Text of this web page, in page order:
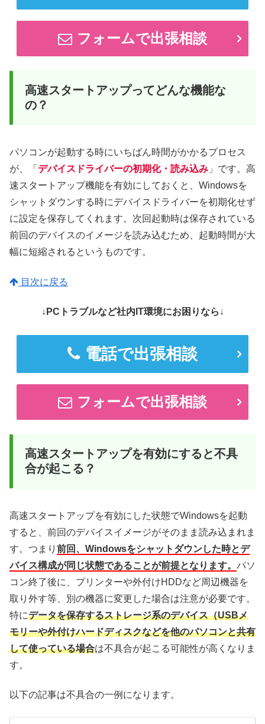
フォームで出張相談
高速スタートアップってどんな機能な
の？
パソコンが起動する時にいちばん時間がかかるプロセス
が、「 デバイスドライバーの初期化・読み込み 」です。高
速スタートアップ機能を有効にしておくと、Windowsを
シャットダウンする時にデバイスドライバーを初期化せず
に設定を保存してくれます。次回起動時は保存されている
前回のデバイスのイメージを読み込むため、起動時間が大
幅に短縮されるというものです。
目次に戻る
↓PCトラブルなど社内IT環境にお困りなら↓
電話で出張相談
フォームで出張相談
高速スタートアップを有効にすると不具
合が起こる？
高速スタートアップを有効にした状態でWindowsを起動
すると、前回のデバイスイメージがそのまま読み込まれま
す。つまり 前回、Windowsをシャットダウンした時とデ
バイス構成が同じ状態であることが前提となります。 パソ
コン終了後に、プリンターや外付けHDDなど周辺機器を
取り外す等、別の機器に変更した場合は注意が必要です。
特にデータを保存するストレージ系のデバイス（USBメ
モリーや外付けハードディスクなどを他のパソコンと共有
して使っている場合は不具合が起こる可能性が高くなりま
す。
以下の記事は不具合の一例になります。